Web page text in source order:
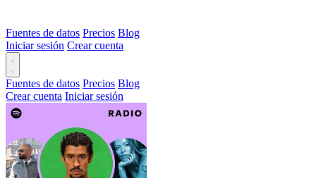
Fuentes de datos Precios Blog
Iniciar sesión Crear cuenta
Fuentes de datos Precios Blog
Crear cuenta Iniciar sesión